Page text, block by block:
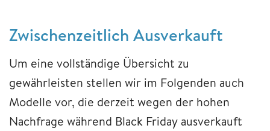
Zwischenzeitlich Ausverkauft
Um eine vollständige Übersicht zu
gewährleisten stellen wir im Folgenden auch
Modelle vor, die derzeit wegen der hohen
Nachfrage während Black Friday ausverkauft